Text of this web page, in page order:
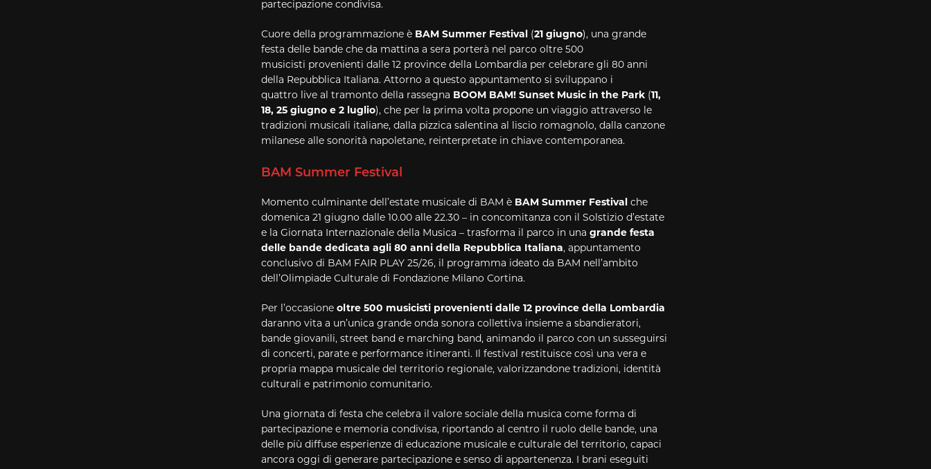
partecipazione condivisa.
Cuore della programmazione è BAM Summer Festival (21 giugno), una grande
festa delle bande che da mattina a sera porterà nel parco oltre 500
musicisti provenienti dalle 12 province della Lombardia per celebrare gli 80 anni
della Repubblica Italiana. Attorno a questo appuntamento si sviluppano i
quattro live al tramonto della rassegna BOOM BAM! Sunset Music in the Park (11,
18, 25 giugno e 2 luglio), che per la prima volta propone un viaggio attraverso le
tradizioni musicali italiane, dalla pizzica salentina al liscio romagnolo, dalla canzone
milanese alle sonorità napoletane, reinterpretate in chiave contemporanea.
BAM Summer Festival
Momento culminante dell’estate musicale di BAM è BAM Summer Festival che
domenica 21 giugno dalle 10.00 alle 22.30 – in concomitanza con il Solstizio d’estate
e la Giornata Internazionale della Musica – trasforma il parco in una grande festa
delle bande dedicata agli 80 anni della Repubblica Italiana, appuntamento
conclusivo di BAM FAIR PLAY 25/26, il programma ideato da BAM nell’ambito
dell’Olimpiade Culturale di Fondazione Milano Cortina.
Per l’occasione oltre 500 musicisti provenienti dalle 12 province della Lombardia
daranno vita a un’unica grande onda sonora collettiva insieme a sbandieratori,
bande giovanili, street band e marching band, animando il parco con un susseguirsi
di concerti, parate e performance itineranti. Il festival restituisce così una vera e
propria mappa musicale del territorio regionale, valorizzandone tradizioni, identità
culturali e patrimonio comunitario.
Una giornata di festa che celebra il valore sociale della musica come forma di
partecipazione e memoria condivisa, riportando al centro il ruolo delle bande, una
delle più diffuse esperienze di educazione musicale e culturale del territorio, capaci
ancora oggi di generare partecipazione e senso di appartenenza. I brani eseguiti